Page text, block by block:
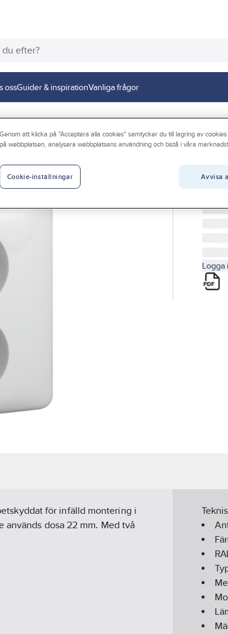
ossGuider & inspirationVanliga frågor
Infällt
Logga
för infälld montering i
används dosa 22 mm. Med två
Genom att klicka på "Acceptera alla cookies" samtycker du till lagring av
på webbplatsen, analysera webbplatsens användning och bistå i våra
Avvisa
Cookie-inställningar